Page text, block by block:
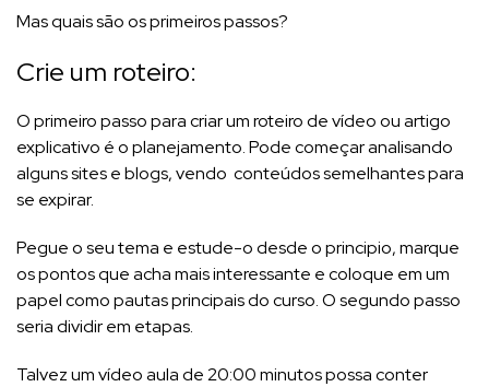
Mas quais são os primeiros passos?
Crie um roteiro:
O primeiro passo para criar um roteiro de vídeo ou artigo
explicativo é o planejamento. Pode começar analisando
alguns sites e blogs, vendo conteúdos semelhantes para
se expirar.
Pegue o seu tema e estude-o desde o principio, marque
os pontos que acha mais interessante e coloque em um
papel como pautas principais do curso. O segundo passo
seria dividir em etapas.
Talvez um vídeo aula de 20:00 minutos possa conter